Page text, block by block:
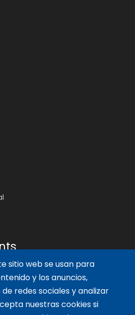
sitio web se usan para
y los anuncios,
redes sociales y analizar
nuestras cookies si
que Transformen l'Aula: Inspira,
per a Adolescents